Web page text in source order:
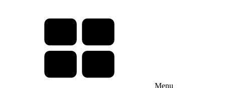
Menu